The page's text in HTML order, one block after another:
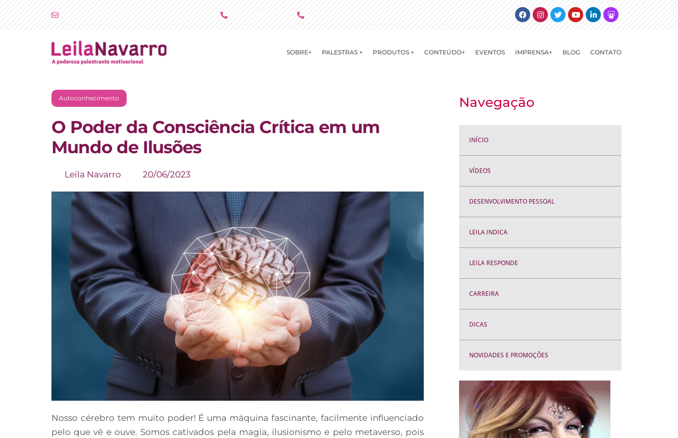
FacebookInstagram
TwitterYoutubeLinkedinSlideshare
SOBRE+ PALESTRAS + PRODUTOS + CONTEÚDO+ EVENTOS IMPRENSA+ BLOG CONTATO
Autoconhecimento
O Poder da Consciência Crítica em um
Mundo de Ilusões
Leila Navarro 20/06/2023
Nosso cérebro tem muito poder! É uma máquina fascinante, facilmente influenciado
pelo que vê e ouve. Somos cativados pela magia, ilusionismo e pelo metaverso, pois
Navegação
INÍCIO
VÍDEOS
DESENVOLVIMENTO PESSOAL
LEILA INDICA
LEILA RESPONDE
CARREIRA
DICAS
NOVIDADES E PROMOÇÕES